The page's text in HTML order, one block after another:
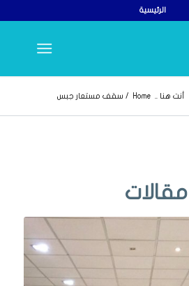
الرئيسية
أنت هنا .. Home
/ سقف مستعار جبس
مقالات